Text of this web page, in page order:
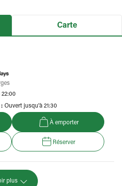
Carte
: Ouvert jusqu'à 21:30
À emporter
Réserver
plus